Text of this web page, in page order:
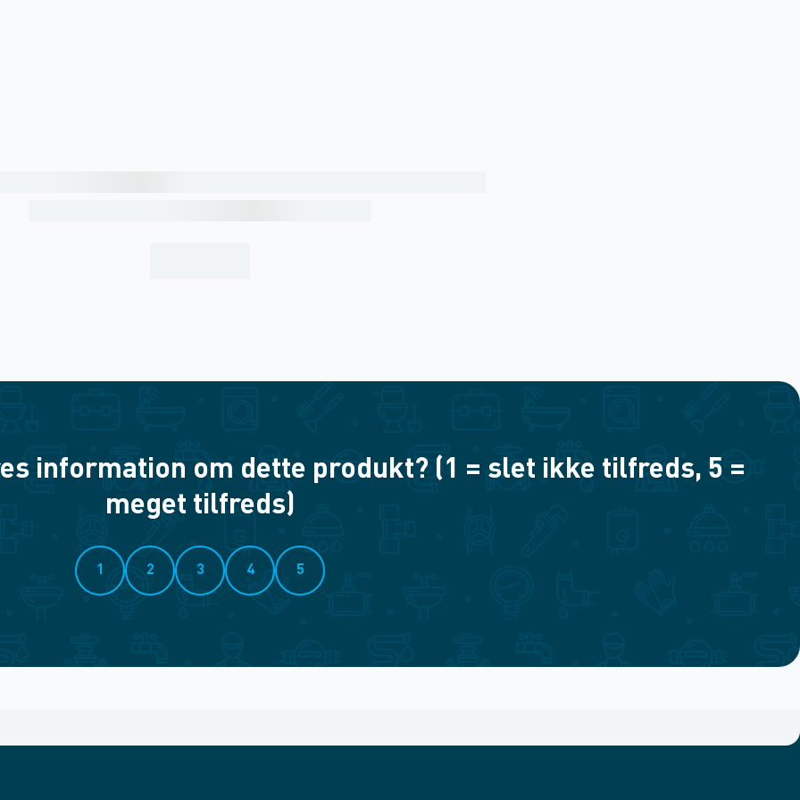
information om dette produkt? (1 = slet ikke tilfreds, 5 =
meget tilfreds)
1 2 3 4 5